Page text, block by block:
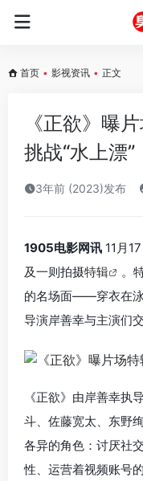
首页 • 影视资讯 • 正文
《正欲》曝
挑战“水上漂”
3年前 (2023)发布
1905电影网讯 11月
及一则拍摄特辑 。
的名场面——穿衣在
导演岸善幸与主演们
《正欲》由岸善幸执
斗、佐藤宽太、东野
各异的角色：讨厌社
性、运营着视频账号